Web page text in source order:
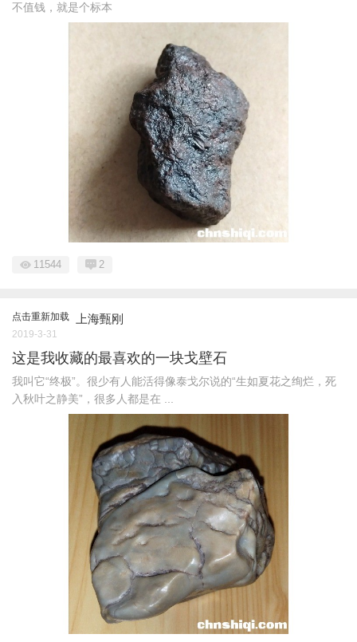
不值钱，就是个标本
11544 2
点击重新加载 上海甄刚
2019-3-31
这是我收藏的最喜欢的一块戈壁石
我叫它“终极”。很少有人能活得像泰戈尔说的“生如夏花之绚烂，死
入秋叶之静美”，很多人都是在 ...